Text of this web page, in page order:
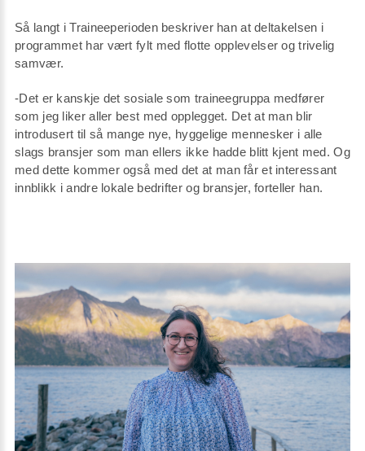
Så langt i Traineeperioden beskriver han at deltakelsen i
programmet har vært fylt med flotte opplevelser og trivelig
samvær.
-Det er kanskje det sosiale som traineegruppa medfører
som jeg liker aller best med opplegget. Det at man blir
introdusert til så mange nye, hyggelige mennesker i alle
slags bransjer som man ellers ikke hadde blitt kjent med. Og
med dette kommer også med det at man får et interessant
innblikk i andre lokale bedrifter og bransjer, forteller han.